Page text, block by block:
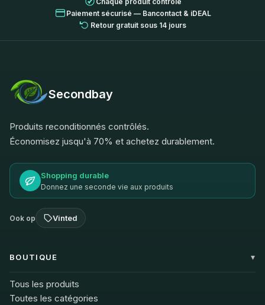
Paiement sécurisé — Bancontact & iDEAL
Retour gratuit sous 14 jours
Secondbay
Produits reconditionnés contrôlés.
Économisez jusqu'à 70% et achetez durablement.
Shopping durable
Donnez une seconde vie aux produits
Ook op Vinted
BOUTIQUE
Tous les produits
Toutes les catégories